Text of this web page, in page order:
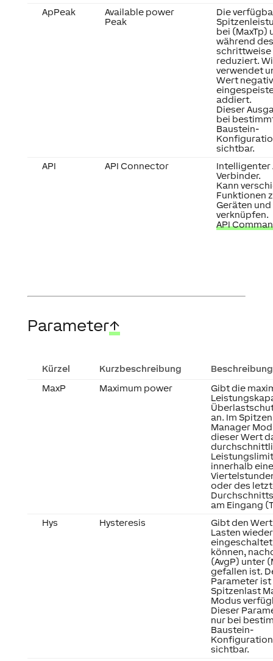
ApPeak
Available power
Peak
Die
bei (MaxTp)
während
schrittweise
reduziert.
verwendet
Wert
addiert.
Dieser
bei
Baustein-
sichtbar.
API
API Connector
Intelligenter
Verbinder.
Kann
Funktionen
Geräten
verknüpfen.
API
Parameter↑
Kürzel Kurzbeschreibung
Beschreibung
MaxP
Maximum power
Gibt die
an. Im
Manager
dieser Wert
Leistungslimit
innerhalb
oder des
am Eingang
Hys
Hysteresis
Gibt den
Lasten wieder
können,
(AvgP) unter
gefallen ist.
Parameter ist
Spitzenlast
Modus
Dieser
nur bei
Baustein-
sichtbar.